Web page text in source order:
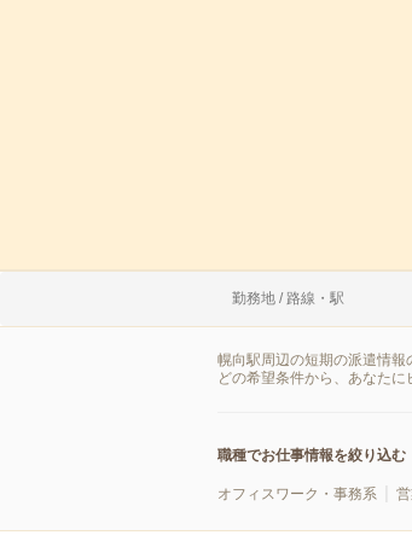
勤務地 / 路線・駅
幌向駅周辺の短期の派遣情
どの希望条件から、あなたに
職種でお仕事情報を絞り込む
オフィスワーク・事務系